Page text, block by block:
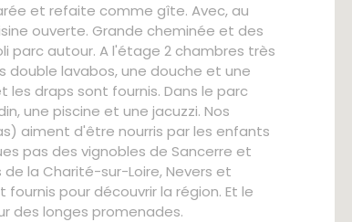
et refaite comme gîte. Avec, au
ouverte. Grande cheminée et des
parc autour. A l'étage 2 chambres très
double lavabos, une douche et une
draps sont fournis. Dans le parc
une piscine et une jacuzzi. Nos
aiment d'être nourris par les enfants
pas des vignobles de Sancerre et
la Charité-sur-Loire, Nevers et
pour découvrir la région. Et le
des longes promenades.